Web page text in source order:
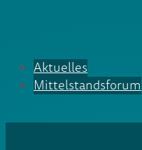
Aktuelles
Mittelstandsforum